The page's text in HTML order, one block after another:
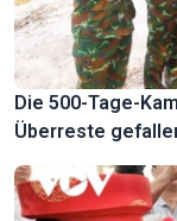
Die 500-Tage-
Überreste